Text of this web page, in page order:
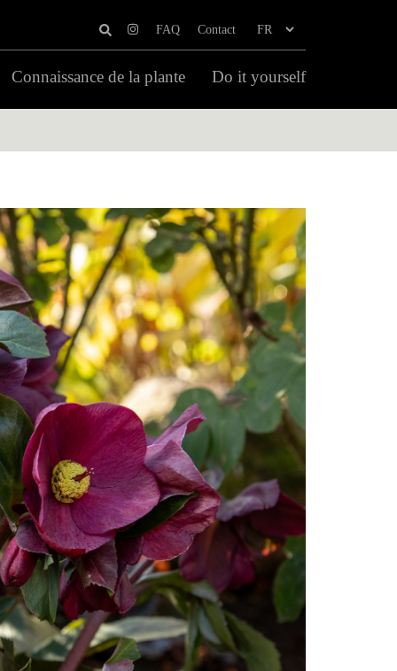
FAQ Contact
Connaissance de la plante Do it yourself